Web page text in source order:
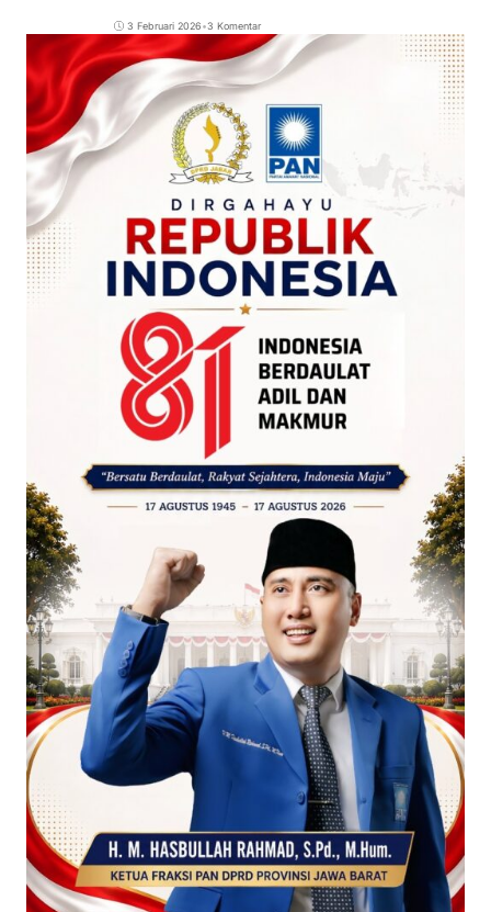
3 Februari 2026•3 Komentar